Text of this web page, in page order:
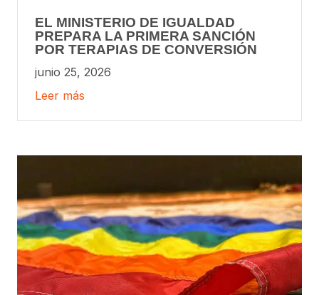
EL MINISTERIO DE IGUALDAD
PREPARA LA PRIMERA SANCIÓN
POR TERAPIAS DE CONVERSIÓN
junio 25, 2026
Leer más